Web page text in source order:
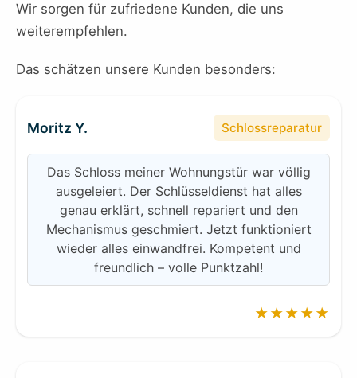
Wir sorgen für zufriedene Kunden, die uns
weiterempfehlen.
Das schätzen unsere Kunden besonders:
Moritz Y. Schlossreparatur
Das Schloss meiner Wohnungstür war völlig
ausgeleiert. Der Schlüsseldienst hat alles
genau erklärt, schnell repariert und den
Mechanismus geschmiert. Jetzt funktioniert
wieder alles einwandfrei. Kompetent und
freundlich – volle Punktzahl!
★★★★★